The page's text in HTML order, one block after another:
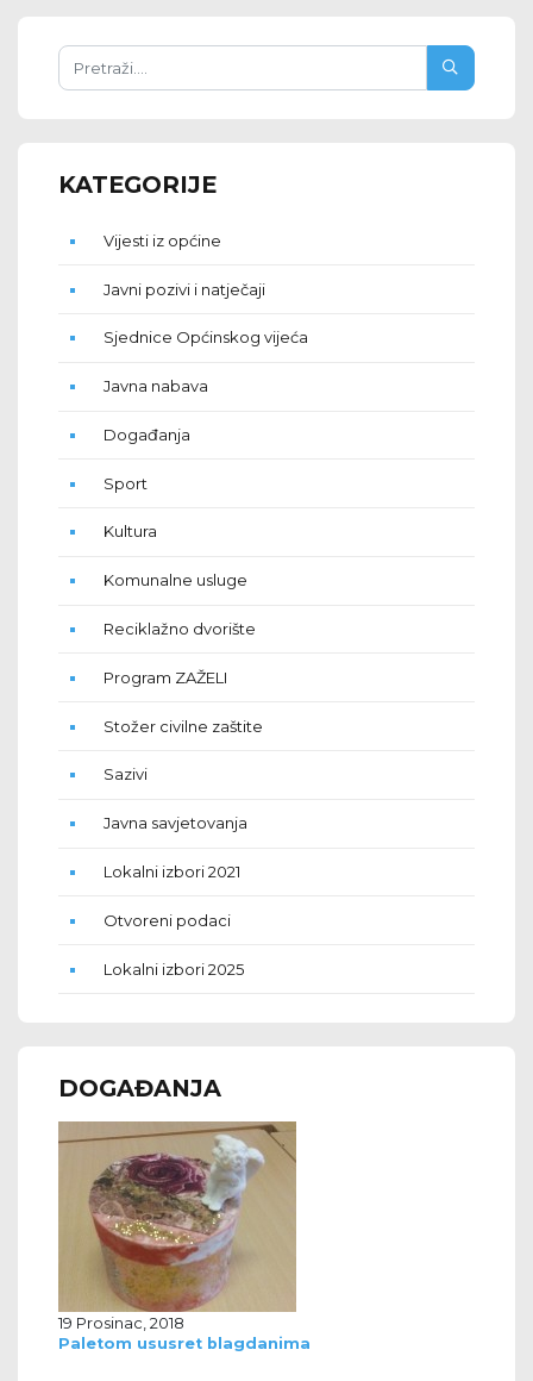
KATEGORIJE
Vijesti iz općine
Javni pozivi i natječaji
Sjednice Općinskog vijeća
Javna nabava
Događanja
Sport
Kultura
Komunalne usluge
Reciklažno dvorište
Program ZAŽELI
Stožer civilne zaštite
Sazivi
Javna savjetovanja
Lokalni izbori 2021
Otvoreni podaci
Lokalni izbori 2025
DOGAĐANJA
19 Prosinac, 2018
Paletom ususret blagdanima